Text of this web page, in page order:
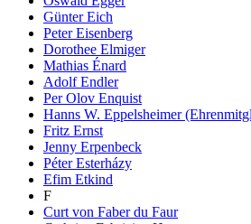
Günter Eich
Peter Eisenberg
Dorothee Elmiger
Mathias Énard
Adolf Endler
Per Olov Enquist
Hanns W. Eppelsheimer
Fritz Ernst
Jenny Erpenbeck
Péter Esterházy
Efim Etkind
F
Curt von Faber du Faur